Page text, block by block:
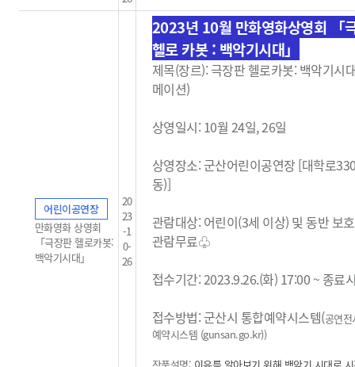
어린이공연장
만화영화 상영회
「극장판 헬로카봇:
백악기시대」
20
23
-1
0-
26
2023년 10월 만화영화상영회
「
헬로 카봇 : 백악기시대」
제목(장르): 극장판 헬로카봇: 백악기시
메이션)
상영일시: 10월 24일, 26일
상영장소: 군산어린이공연장 [대학로
동)]
관람대상: 어린이(3세 이상) 및 동반 보
관람무료♧
접수기간: 2023.9.26.(화) 17:00 ~ 종료
접수방법: 군산시 통합예약시스템(공연
예약시스템 (gunsan.go.kr))